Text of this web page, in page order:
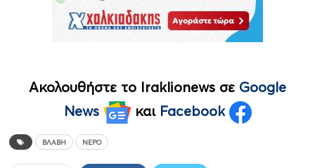
Ακολουθήστε το Iraklionews σε Google
News
και Facebook
ΒΛΑΒΗ ΝΕΡΌ